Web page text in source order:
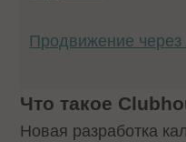
Продвижение
Что такое
Новая разработка